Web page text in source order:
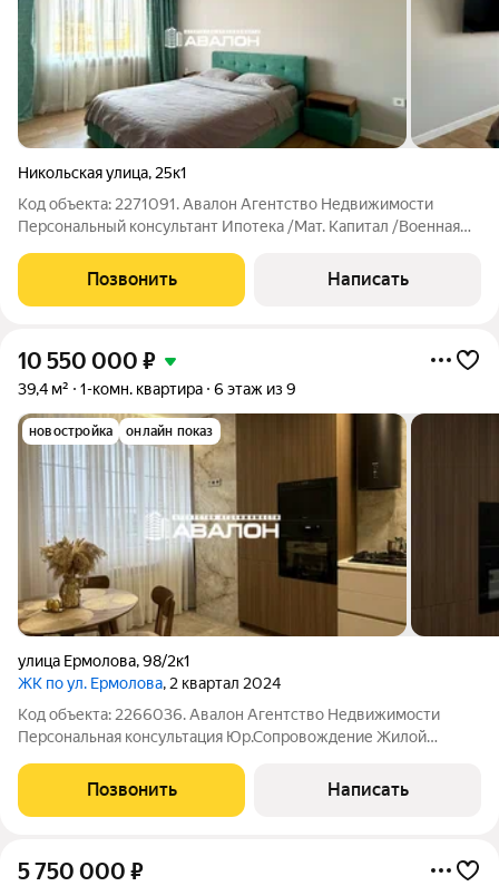
Никольская улица, 25к1
Код объекта: 2271091. Авалон Агентство Недвижимости
Персональный консультант Ипотека /Мат. Капитал /Военная
мебелью и техникой - Современный ремонт: напольное
покрытие ламинат и керамогранит, стены
Позвонить Написать
10 550 000 ₽
39,4 м² 1-комн. квартира 6 этаж из 9
новостройка онлайн показ
улица Ермолова,98/2к1
ЖК по ул. Ермолова, 2 квартал 2024
Код объекта: 2266036. Авалон Агентство Недвижимости
Персональная консультация Юр.Сопровождение Жилой
большая кухня, обилие естественного света за счет больших
окон, просторная спальня, место в
Позвонить Написать
5 750 000 ₽